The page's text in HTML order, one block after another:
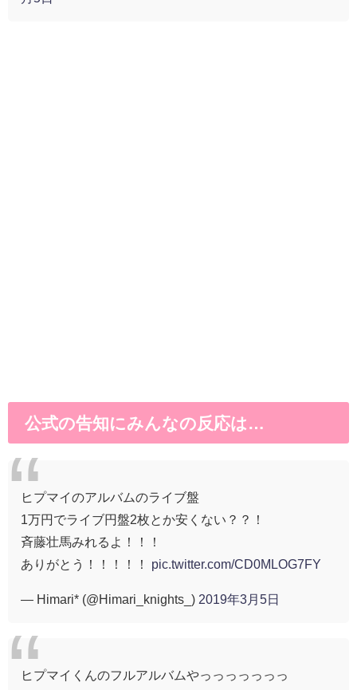
公式の告知にみんなの反応は…
ヒプマイのアルバムのライブ盤
1万円でライブ円盤2枚とか安くない？？！
斉藤壮馬みれるよ！！！
ありがとう！！！！！ pic.twitter.com/CD0MLOG7FY
— Himari* (@Himari_knights_) 2019年3月5日
ヒプマイくんのフルアルバムやっっっっっっっ